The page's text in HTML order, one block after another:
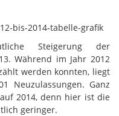
Steigerung der
Während im Jahr 2012
werden konnten, liegt
Neuzulassungen. Ganz
2014, denn hier ist die
geringer.